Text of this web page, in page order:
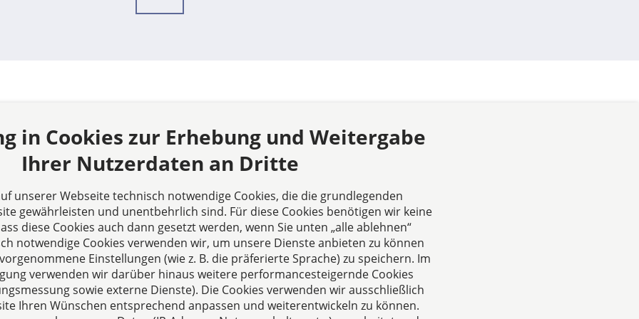
Fachanwälte
Familienrecht,
Verkehrsrecht,
und mehr.
auf die umfassende
von
Selbständigen,
und Verbänden.
Das europäische Kanzlei-
Zertifiziertes
Kanzleimanagement
in Cookies zur Erhebung und Weitergabe
Ihrer Nutzerdaten an Dritte
unserer Webseite technisch notwendige Cookies, die die grundlegenden
gewährleisten und unentbehrlich sind. Für diese Cookies benötigen wir keine
diese Cookies auch dann gesetzt werden, wenn Sie unten „alle ablehnen“
notwendige Cookies verwenden wir, um unsere Dienste anbieten zu können
Einstellungen (wie z. B. die präferierte Sprache) zu speichern. Im
verwenden wir darüber hinaus weitere performancesteigernde Cookies
sowie externe Dienste). Die Cookies verwenden wir ausschließlich
Ihren Wünschen entsprechend anpassen und weiterentwickeln zu können.